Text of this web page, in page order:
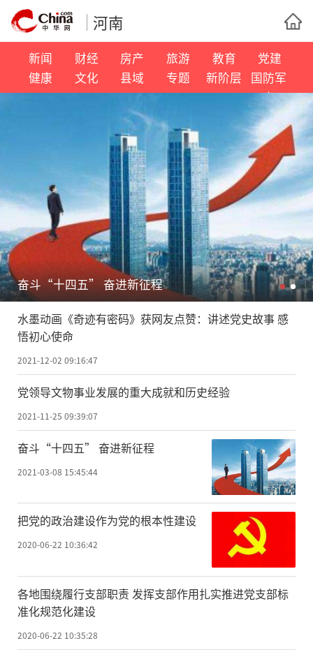
河南
新闻 财经 房产 旅游 教育
党建
健康
文化 县域 专题 新阶层
国防军
事
奋斗“十四五” 奋进新征程
水墨动画《奇迹有密码》获网友点赞：讲述党史故事 感
悟初心使命
2021-12-02 09:16:47
党领导文物事业发展的重大成就和历史经验
2021-11-25 09:39:07
奋斗“十四五” 奋进新征程
2021-03-08 15:45:44
把党的政治建设作为党的根本性建设
2020-06-22 10:36:42
各地围绕履行支部职责 发挥支部作用扎实推进党支部标
准化规范化建设
2020-06-22 10:35:28